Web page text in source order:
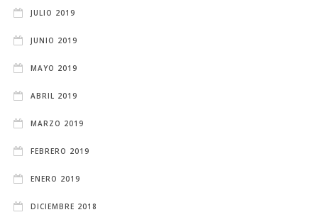
JULIO 2019
JUNIO 2019
MAYO 2019
ABRIL 2019
MARZO 2019
FEBRERO 2019
ENERO 2019
DICIEMBRE 2018